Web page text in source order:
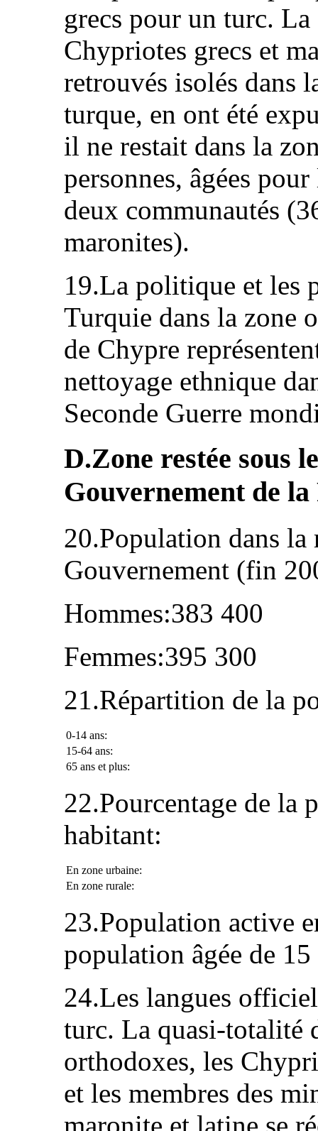
grecs pour un turc.
Chypriotes grecs et
retrouvés isolés dans
turque, en ont été
il ne restait dans la
personnes, âgées
deux communautés
maronites).
19.La politique et les
Turquie dans la zone
de Chypre
nettoyage ethnique
Seconde Guerre
D.Zone restée sous
Gouvernement de
20.Population dans
Gouvernement (fin
Hommes:383 400
Femmes:395 300
21.Répartition de la
0-14 ans:
15-64 ans:
65 ans et plus:
22.Pourcentage de
habitant:
En zone urbaine:
En zone rurale:
23.Population active
population âgée de
24.Les langues
turc. La quasi-totalité
orthodoxes, les
et les membres des